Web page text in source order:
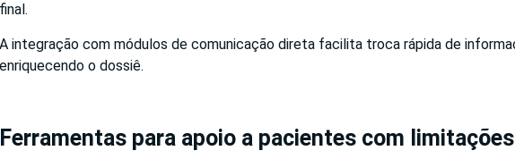
final.
A integração com módulos de comunicação direta facilita troca rápida de
enriquecendo o dossiê.
Ferramentas para apoio a pacientes com